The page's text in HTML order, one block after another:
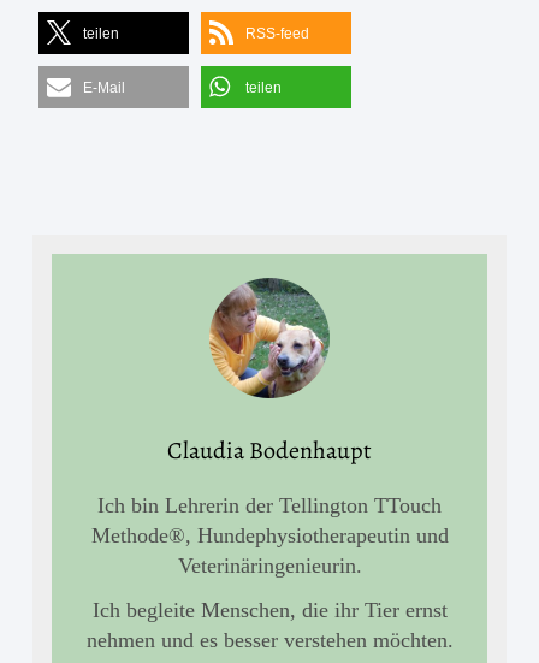
teilen RSS-feed
E-Mail teilen
Claudia Bodenhaupt
Ich bin Lehrerin der Tellington TTouch
Methode®, Hundephysiotherapeutin und
Veterinäringenieurin.
Ich begleite Menschen, die ihr Tier ernst
nehmen und es besser verstehen möchten.